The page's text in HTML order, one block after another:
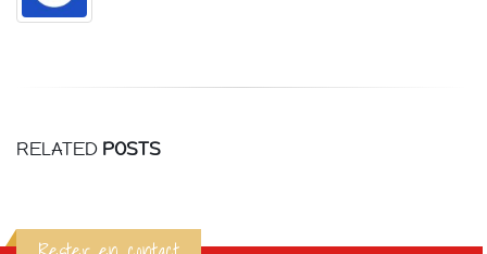
RELATED POSTS